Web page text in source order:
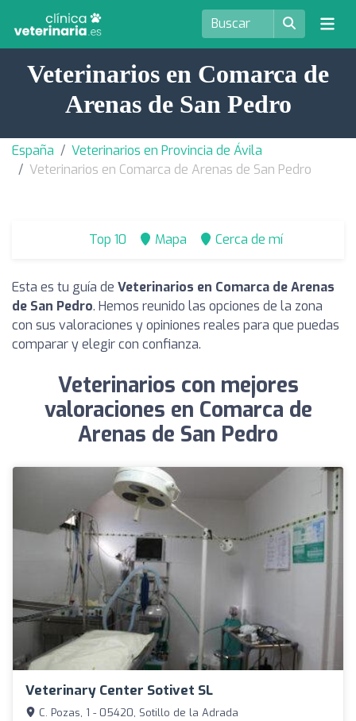
Veterinarios en Comarca de
Arenas de San Pedro
España
Veterinarios en Provincia de Ávila
Veterinarios en Comarca de Arenas de San Pedro
Top 10 Mapa Cerca de mí
Esta es tu guía de Veterinarios en Comarca de Arenas
de San Pedro. Hemos reunido las opciones de la zona
con sus valoraciones y opiniones reales para que puedas
comparar y elegir con confianza.
Veterinarios con mejores
valoraciones en Comarca de
Arenas de San Pedro
Veterinary Center Sotivet SL
C. Pozas, 1 - 05420, Sotillo de la Adrada